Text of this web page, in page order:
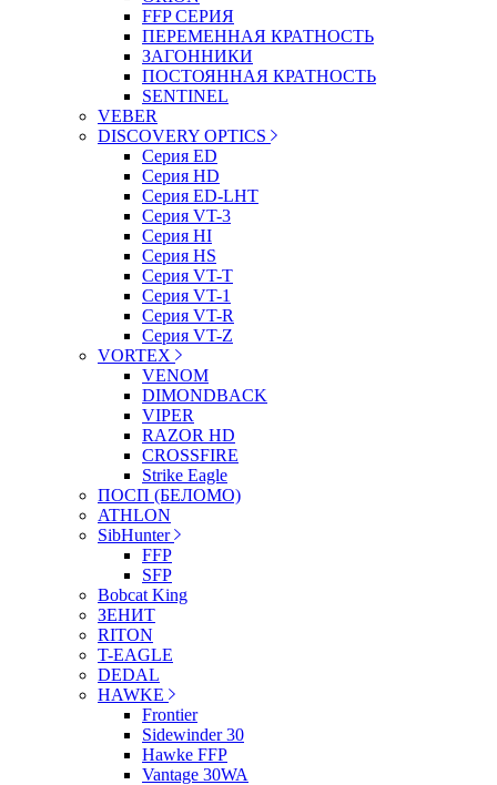
FFP СЕРИЯ
ПЕРЕМЕННАЯ КРАТНОСТЬ
ЗАГОННИКИ
ПОСТОЯННАЯ КРАТНОСТЬ
SENTINEL
VEBER
DISCOVERY OPTICS
Серия ED
Серия HD
Серия ED-LHT
Серия VT-3
Серия HI
Серия HS
Серия VT-T
Серия VT-1
Серия VT-R
Серия VT-Z
VORTEX
VENOM
DIMONDBACK
VIPER
RAZOR HD
CROSSFIRE
Strike Eagle
ПОСП (БЕЛОМО)
ATHLON
SibHunter
FFP
SFP
Bobcat King
ЗЕНИТ
RITON
T-EAGLE
DEDAL
HAWKE
Frontier
Sidewinder 30
Hawke FFP
Vantage 30WA